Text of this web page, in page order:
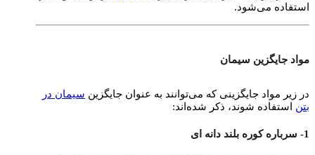
استفاده می‌شود.
مواد جایگزین سیمان
در زیر مواد جایگزینی که می‌توانند به عنوان جایگزین سیمان در
بتن استفاده شوند، ذکر شده‌اند:
1- سرباره کوره بلند دانه‌ ای